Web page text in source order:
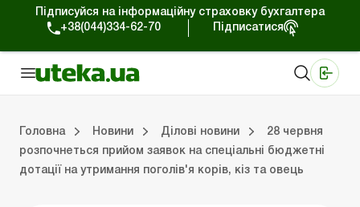
Підписуйся на інформаційну страховку бухгалтера
+38(044)334-62-70
Підписатися
Головна Новини Ділові новини
28 червня
розпочнеться прийом заявок на спеціальні бюджетні
дотації на утримання поголів'я корів, кіз та овець